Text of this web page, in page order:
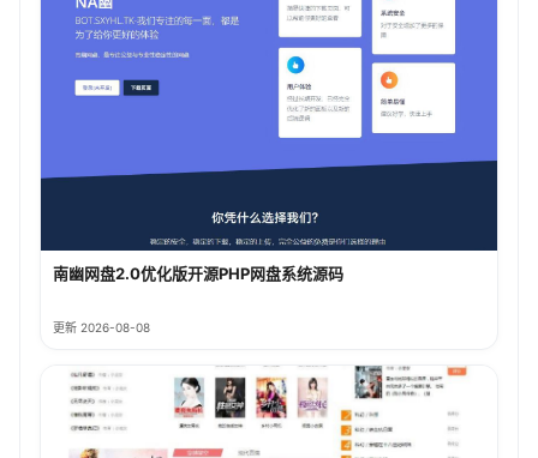
南幽网盘2.0优化版开源PHP网盘系统源码
更新 2026-08-08